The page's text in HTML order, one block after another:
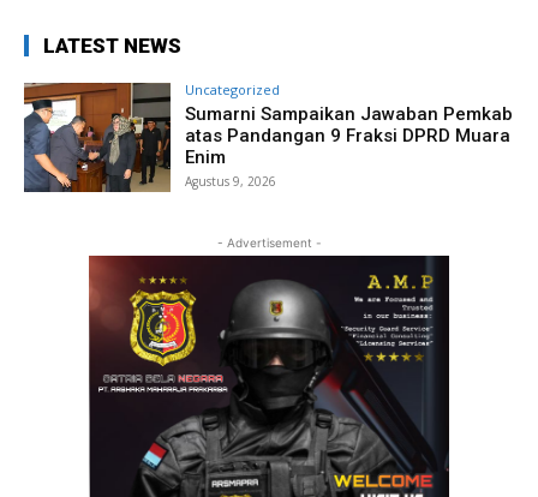
LATEST NEWS
Uncategorized
Sumarni Sampaikan Jawaban Pemkab
atas Pandangan 9 Fraksi DPRD Muara
Enim
Agustus 9, 2026
- Advertisement -